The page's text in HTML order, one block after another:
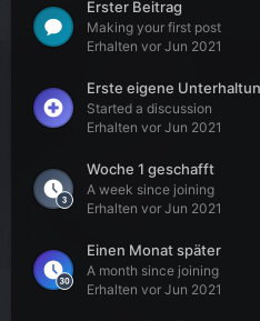
Erster Beitrag
Making your first post
Erhalten vor Jun 2021
Erste eigene
Started a discussion
Erhalten vor Jun 2021
Woche 1 geschafft
A week since joining
Erhalten vor Jun 2021
Einen Monat später
A month since joining
Erhalten vor Jun 2021